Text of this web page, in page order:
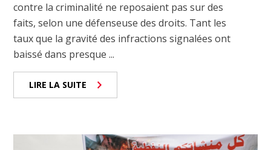
contre la criminalité ne reposaient pas sur des
faits, selon une défenseuse des droits. Tant les
taux que la gravité des infractions signalées ont
baissé dans presque ...
LIRE LA SUITE